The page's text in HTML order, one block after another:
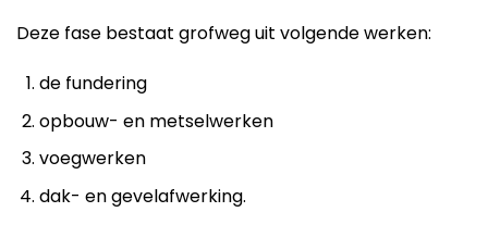
Deze fase bestaat grofweg uit volgende werken:
de fundering
opbouw- en metselwerken
voegwerken
dak- en gevelafwerking.